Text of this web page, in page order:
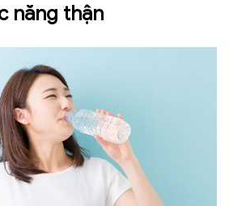
năng thận